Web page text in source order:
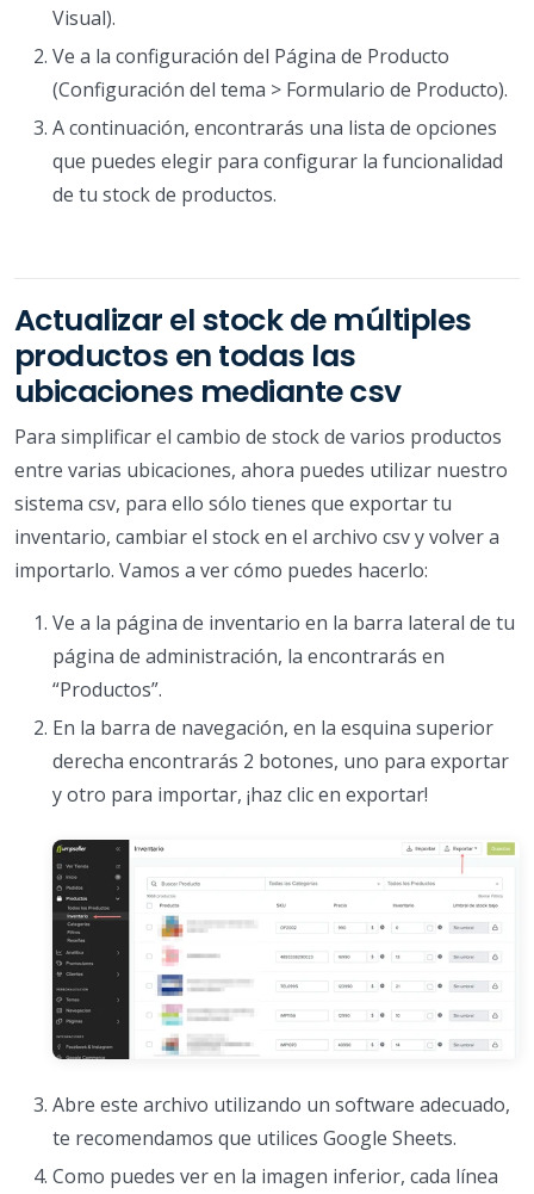
Visual).
Ve a la configuración del Página de Producto
(Configuración del tema > Formulario de Producto).
A continuación, encontrarás una lista de opciones
que puedes elegir para configurar la funcionalidad
de tu stock de productos.
Actualizar el stock de múltiples
productos en todas las
ubicaciones mediante csv
Para simplificar el cambio de stock de varios productos
entre varias ubicaciones, ahora puedes utilizar nuestro
sistema csv, para ello sólo tienes que exportar tu
inventario, cambiar el stock en el archivo csv y volver a
importarlo. Vamos a ver cómo puedes hacerlo:
Ve a la página de inventario en la barra lateral de tu
página de administración, la encontrarás en
“Productos”.
En la barra de navegación, en la esquina superior
derecha encontrarás 2 botones, uno para exportar
y otro para importar, ¡haz clic en exportar!
Abre este archivo utilizando un software adecuado,
te recomendamos que utilices Google Sheets.
Como puedes ver en la imagen inferior, cada línea